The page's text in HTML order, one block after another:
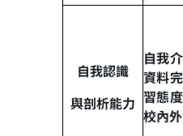
自我認識
與剖析能力
自我
資料
習態
校內